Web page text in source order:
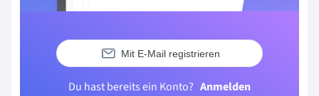
Mit E-Mail registrieren
Du hast bereits ein Konto? Anmelden